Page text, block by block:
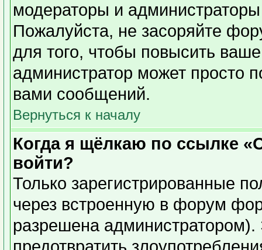
модераторы и
Пожалуйста, не засоряйте
для того, чтобы повысить
администратор может просто
вами сообщений.
Вернуться к началу
Когда я щёлкаю по ссылке
войти?
Только зарегистрированные
через встроенную в форум
разрешена